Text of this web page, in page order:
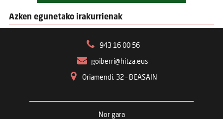
Azken egunetako irakurrienak
943 16 00 56
goiberri@hitza.eus
Oriamendi, 32 – BEASAIN
Nor gara